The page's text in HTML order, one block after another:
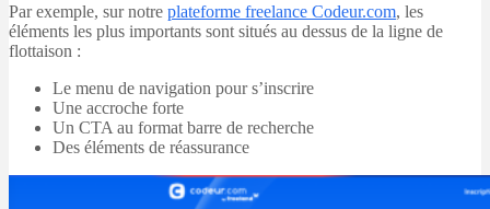
Par exemple, sur notre plateforme freelance Codeur.com, les
éléments les plus importants sont situés au dessus de la ligne de
flottaison :
Le menu de navigation pour s’inscrire
Une accroche forte
Un CTA au format barre de recherche
Des éléments de réassurance